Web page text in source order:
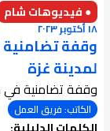
● فيديوهات شام
١٨ أكتوبر ٢٠٢٣
وقفة تضامنية
لمدينة غزة
وقفة تضامنية في
الكاتب: فريق العمل